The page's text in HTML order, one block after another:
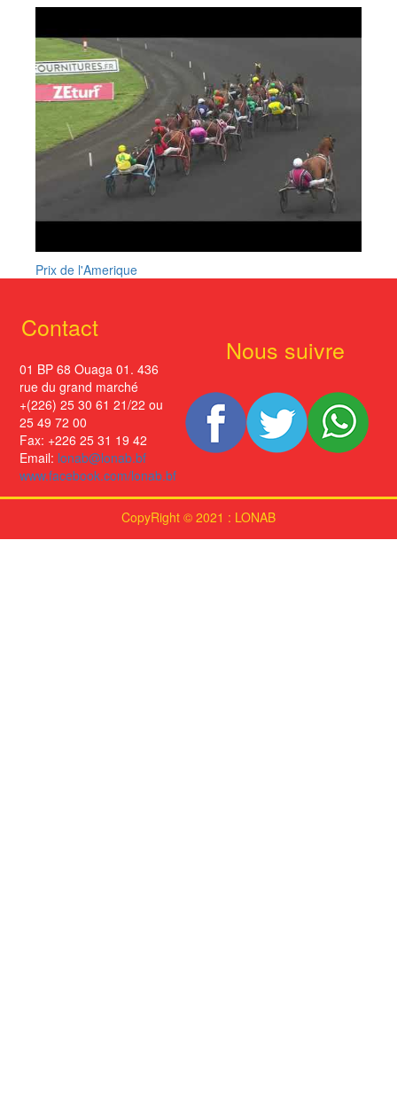
Prix de l'Amerique
Contact
01 BP 68 Ouaga 01. 436
rue du grand marché
+(226) 25 30 61 21/22 ou
25 49 72 00
Fax: +226 25 31 19 42
Email: lonab@lonab.bf
www.facebook.com/lonab.bf
Nous suivre
CopyRight © 2021 : LONAB